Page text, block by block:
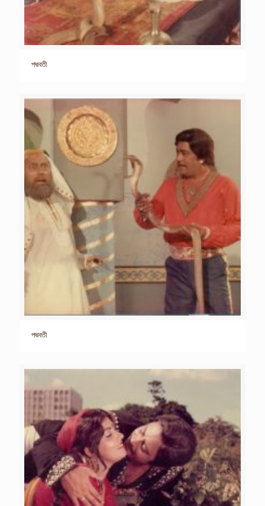
পদ্মবতী
পদ্মবতী